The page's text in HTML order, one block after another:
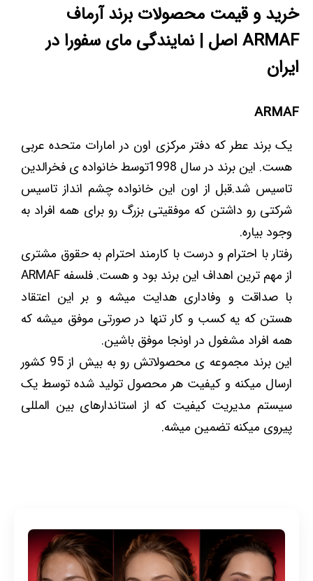
خرید و قیمت محصولات برند آرماف
ARMAF اصل | نمایندگی مای سفورا در
ایران
ARMAF
یک برند عطر که دفتر مرکزی اون در امارات متحده عربی
هست. این برند در سال 1998توسط خانواده ی فخرالدین
تاسیس شد.قبل از اون این خانواده چشم انداز تاسیس
شرکتی رو داشتن که موفقیتی بزرگ رو برای همه افراد به
وجود بیاره.
رفتار با احترام و درست با کارمند احترام به حقوق مشتری
از مهم ترین اهداف این برند بود و هست. فلسفه ARMAF
با صداقت و وفاداری هدایت میشه و بر این اعتقاد
هستن که یه کسب و کار تنها در صورتی موفق میشه که
همه افراد مشغول در اونجا موفق باشین.
این برند مجموعه ی محصولاتش رو به بیش از 95 کشور
ارسال میکنه و کیفیت هر محصول تولید شده توسط یک
سیستم مدیریت کیفیت که از استاندارهای بین المللی
پیروی میکنه تضمین میشه.